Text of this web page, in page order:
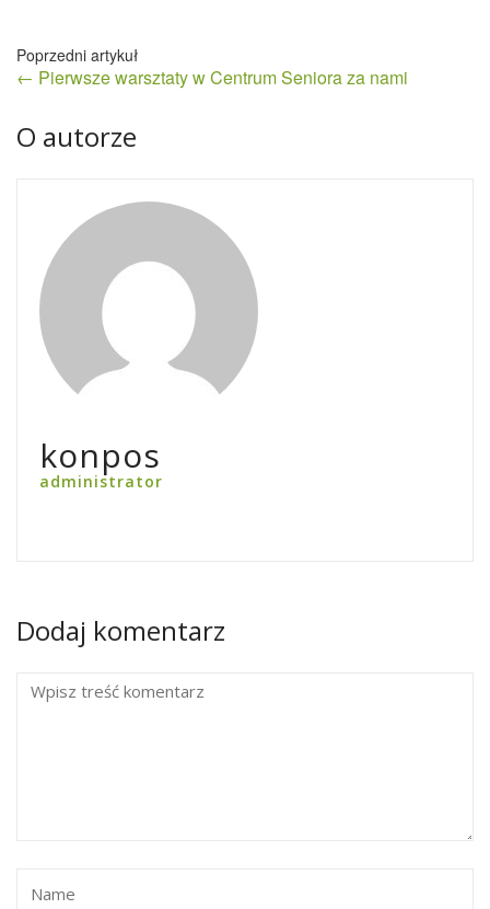
Nawigacja
wpisu
← Pierwsze warsztaty w Centrum Seniora za nami
O autorze
konpos
administrator
Dodaj komentarz